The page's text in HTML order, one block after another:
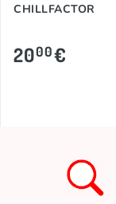
CHILLFACTOR
2000€